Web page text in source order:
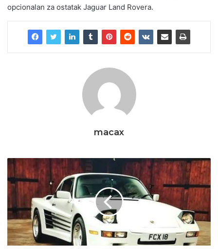
opcionalan za ostatak Jaguar Land Rovera.
macax